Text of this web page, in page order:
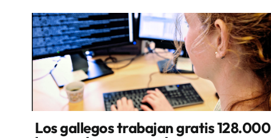
Los gallegos trabajan gratis 128.000